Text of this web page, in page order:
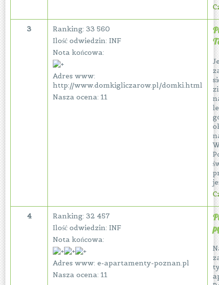
3
Ranking: 33 560
Ilość odwiedzin: INF
Nota końcowa:
Adres www:
http://www.domkigliczarow.pl/domki.html
Nasza ocena: 11
4
Ranking: 32 457
Ilość odwiedzin: INF
Nota końcowa:
Adres www: e-apartamenty-poznan.pl
Nasza ocena: 11